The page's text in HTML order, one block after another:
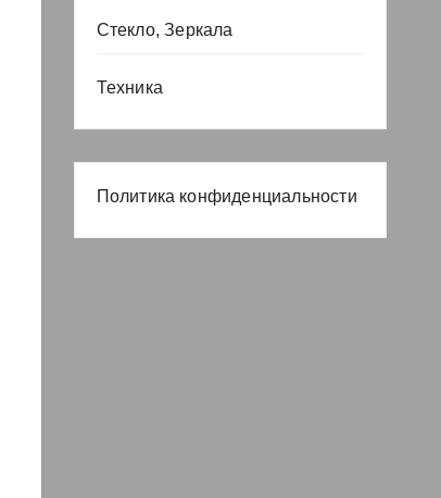
Стекло, Зеркала
Техника
Политика конфиденциальности